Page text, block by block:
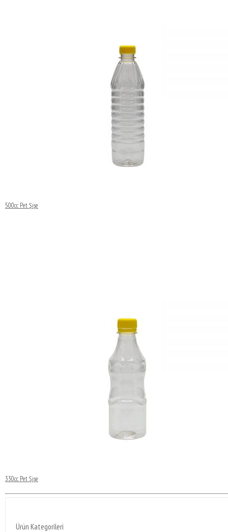
500cc Pet Şişe
330cc Pet Şişe
Ürün Kategorileri